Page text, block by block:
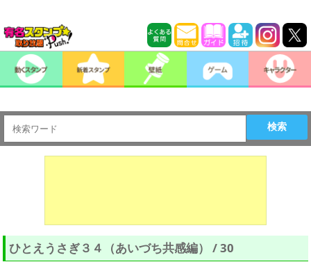
検索
ひとえうさぎ３４（あいづち共感編） / 30